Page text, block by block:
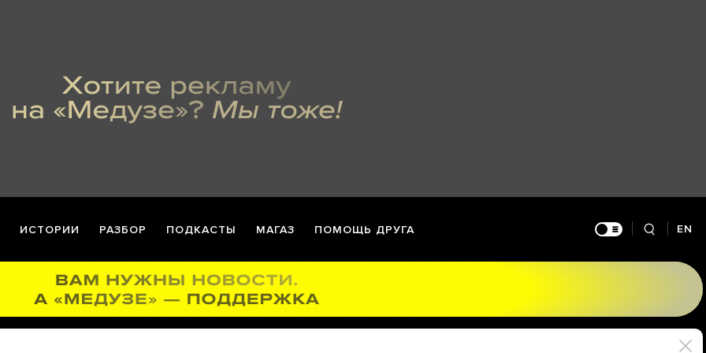
ИСТОРИИ РАЗБОР ПОДКАСТЫ МАГАЗ ПОМОЩЬ ДРУГА EN